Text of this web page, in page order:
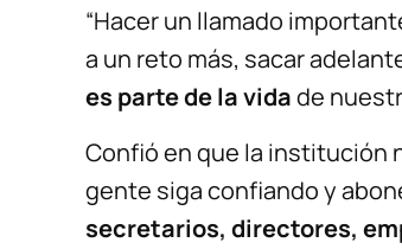
“Hacer un llamado
a un reto más, sacar
es parte de la vidade
Confió en que la institución
gente siga confiando y
secretarios, directores,